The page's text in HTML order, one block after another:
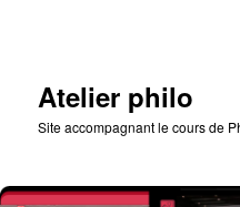
Atelier philo
Site accompagnant le cours de